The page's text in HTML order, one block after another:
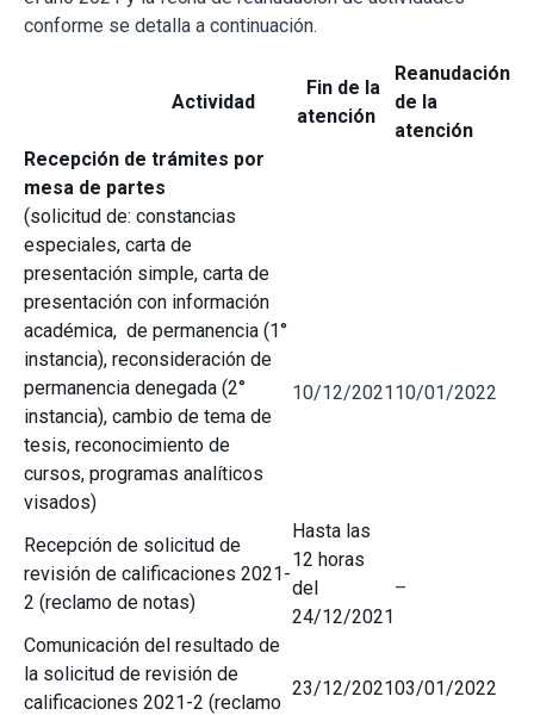
conforme se detalla a continuación.
Actividad
Fin de la
atención
Reanudación
de la
atención
Recepción de trámites por
mesa de partes
(solicitud de: constancias
especiales, carta de
presentación simple, carta de
presentación con información
académica, de permanencia (1°
instancia), reconsideración de
permanencia denegada (2°
instancia), cambio de tema de
tesis, reconocimiento de
cursos, programas analíticos
visados)
10/12/202110/01/2022
Recepción de solicitud de
revisión de calificaciones 2021-
2 (reclamo de notas)
Hasta las
12 horas
del
24/12/2021
–
Comunicación del resultado de
la solicitud de revisión de
calificaciones 2021-2 (reclamo
23/12/202103/01/2022